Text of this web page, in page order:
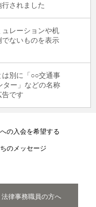
されました
レーションや机
でないものを表示
別に「○○交通事
ター」などの名称
告です
の入会を希望する
のメッセージ
法律事務職員の方へ